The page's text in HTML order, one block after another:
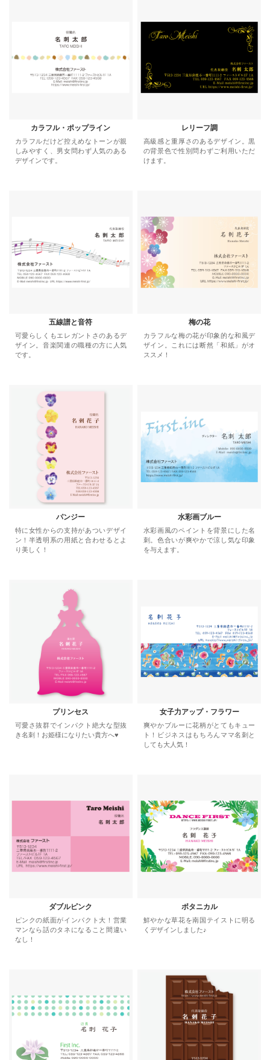
カラフル・ポップライン
カラフルだけど控えめなトーンが親
しみやすく、男女問わず人気のある
デザインです。
レリーフ調
高級感と重厚さのあるデザイン。黒
の背景色で性別問わずご利用いただ
けます。
五線譜と音符
可愛らしくもエレガントさのあるデ
ザイン。音楽関連の職種の方に人気
です。
梅の花
カラフルな梅の花が印象的な和風デ
ザイン。これには断然「和紙」がオ
ススメ！
パンジー
特に女性からの支持があついデザイ
ン！半透明系の用紙と合わせるとよ
り美しく！
水彩画ブルー
水彩画風のペイントを背景にした名
刺。色合いが爽やかで涼し気な印象
を与えます。
プリンセス
可愛さ抜群でインパクト絶大な型抜
き名刺！お姫様になりたい貴方へ♥
女子力アップ・フラワー
爽やかブルーに花柄がとてもキュー
ト！ビジネスはもちろんママ名刺と
しても大人気！
ダブルピンク
ピンクの紙面がインパクト大！営業
マンなら話のタネになること間違い
なし！
ボタニカル
鮮やかな草花を南国テイストに明る
くデザインしました♪